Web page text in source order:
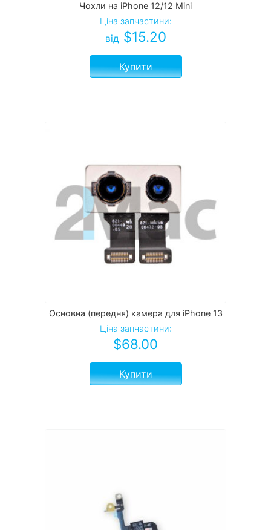
Чохли на iPhone 12/12 Mini
Ціна запчастини:
від $15.20
Купити
Основна (передня) камера для iPhone 13
Ціна запчастини:
$68.00
Купити